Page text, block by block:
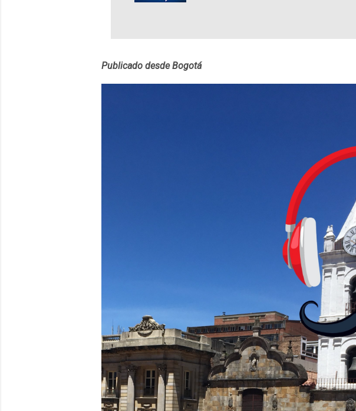
estará disponible primero en inglés.
personajes simpáticos y ayudas
Publicado desde Bogotá